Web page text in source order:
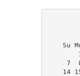
Su
7
14